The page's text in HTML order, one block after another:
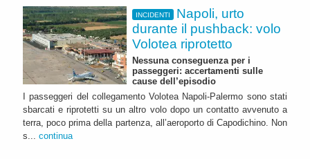
INCIDENTI
Napoli, urto
durante il pushback: volo
Volotea riprotetto
Nessuna conseguenza per i
passeggeri: accertamenti sulle
cause dell’episodio
I passeggeri del collegamento Volotea Napoli-Palermo sono stati
sbarcati e riprotetti su un altro volo dopo un contatto avvenuto a
terra, poco prima della partenza, all’aeroporto di Capodichino. Non
s... continua